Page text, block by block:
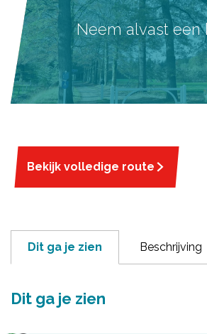
Neem alvast een
Bekijk volledige route
Dit ga je zien Beschrijving
Dit ga je zien